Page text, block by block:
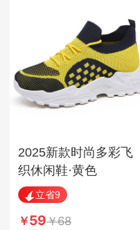
2025新款时尚多彩飞
织休闲鞋·黄色
立省9
59 68